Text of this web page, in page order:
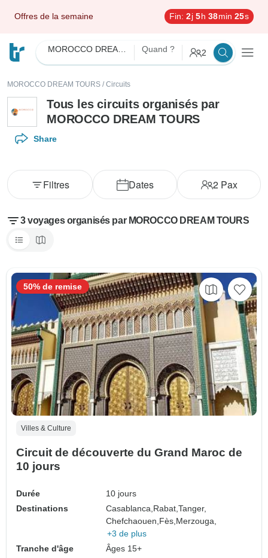
Offres de la semaine Fin: 2j 5h 38min 24s
Quand ? 2
MOROCCO DREAM TOURS / Circuits
Tous les circuits organisés par
MOROCCO DREAM TOURS
Share
Dates 2Pax
Filtres
3 voyages organisés par MOROCCO DREAM TOURS
Villes & Culture
Circuit de découverte du Grand Maroc de
10 jours
Durée
10 jours
Destinations
Casablanca, Rabat,Tanger,
Chefchaouen, Fès, Merzouga,
+3 de plus
Tranche d'âge
Âges 15+
50% de remise